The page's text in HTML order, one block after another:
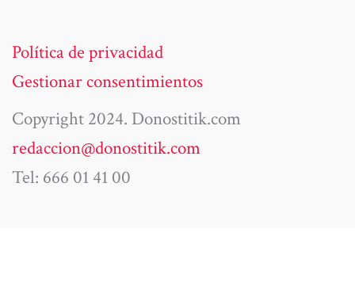
Política de privacidad
Gestionar consentimientos
Copyright 2024. Donostitik.com
redaccion@donostitik.com
Tel: 666 01 41 00